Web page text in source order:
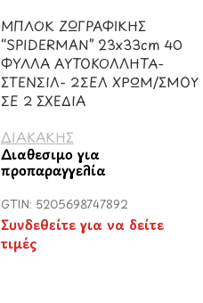
ΜΠΛΟΚ ΖΩΓΡΑΦΙΚΗΣ
“SPIDERMAN” 23x33cm 40
ΦΥΛΛΑ ΑΥΤΟΚΟΛΛΗΤΑ-
ΣΤΕΝΣΙΛ- 2ΣΕΛ ΧΡΩΜ/ΣΜΟΥ
ΣΕ 2 ΣΧΕΔΙΑ
ΔΙΑΚΑΚΗΣ
Διαθέσιμο για
προπαραγγελία
GTIN: 5205698747892
Συνδεθείτε για να δείτε
τιμές